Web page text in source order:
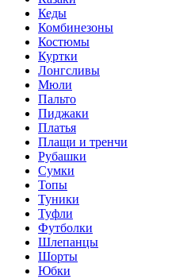
Кеды
Комбинезоны
Костюмы
Куртки
Лонгсливы
Мюли
Пальто
Пиджаки
Платья
Плащи и тренчи
Рубашки
Сумки
Топы
Туники
Туфли
Футболки
Шлепанцы
Шорты
Юбки